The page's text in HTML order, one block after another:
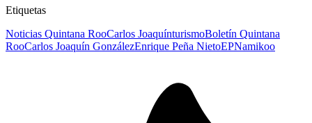
Etiquetas
Noticias Quintana RooCarlos JoaquínturismoBoletín Quintana
RooCarlos Joaquín GonzálezEnrique Peña NietoEPNamikoo